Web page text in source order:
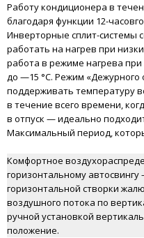
Работу кондиционера в
благодаря функции 12-
Инверторные сплит-системы
работать на нагрев при
работа в режиме нагрева
до —15 °C. Режим «Дежурного
поддерживать температуру
в течение всего времени,
в отпуск — идеально
Максимальный период,
Комфортное
горизонтальному
горизонтальной створки
воздушного потока по
ручной установкой
положение.